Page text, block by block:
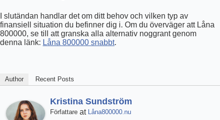
I slutändan handlar det om ditt behov och vilken typ av
finansiell situation du befinner dig i. Om du överväger att Låna
800000, se till att granska alla alternativ noggrant genom
denna länk: Låna 800000 snabbt.
Author Recent Posts
Kristina Sundström
Författare at Låna800000.nu